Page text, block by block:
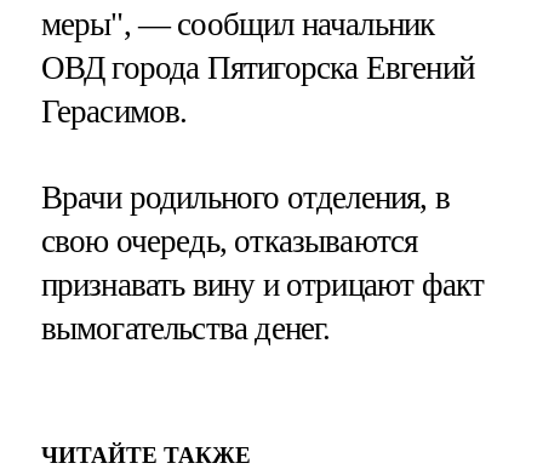
меры", — сообщил начальник
ОВД города Пятигорска Евгений
Герасимов.
Врачи родильного отделения, в
свою очередь, отказываются
признавать вину и отрицают факт
вымогательства денег.
ЧИТАЙТЕ ТАКЖЕ